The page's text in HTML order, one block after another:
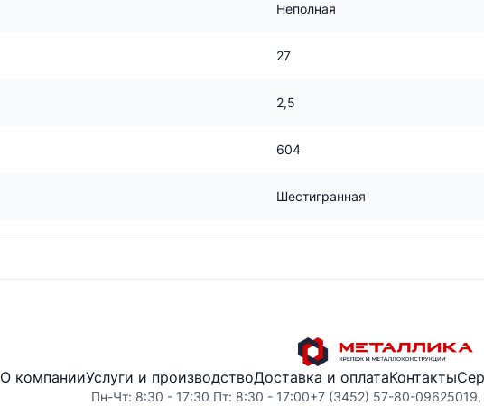
Неполная
27
2,5
604
Шестигранная
О компанииУслуги и производствоДоставка и оплатаКонтакты
Пн-Чт: 8:30 - 17:30 Пт: 8:30 - 17:00+7 (3452) 57-80-09625019,